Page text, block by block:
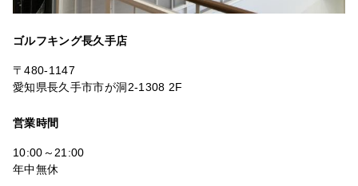
ゴルフキング長久手店
〒480-1147
愛知県長久手市市が洞2-1308 2F
営業時間
10:00～21:00
年中無休